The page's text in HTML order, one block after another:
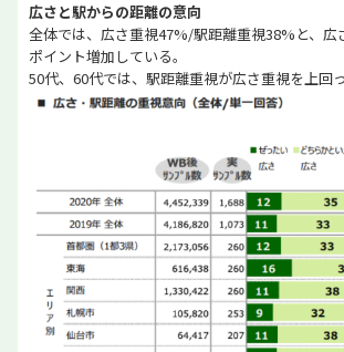
広さと駅からの距離の意向
全体では、広さ重視47%/駅距離重視38%と、
ポイント増加している。
50代、60代では、駅距離重視が広さ重視を上回っ